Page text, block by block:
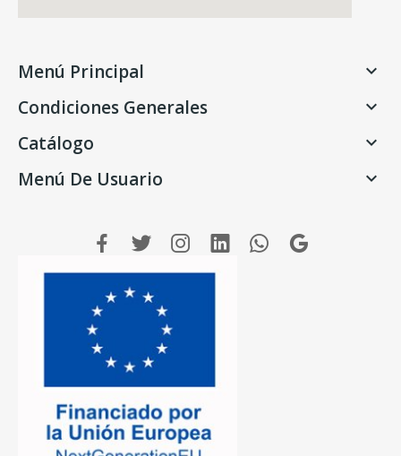
Menú Principal 
Condiciones Generales 
Catálogo 
Menú De Usuario 